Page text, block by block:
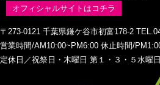
オフィシャルサイトはコチラ
〒273-0121 千葉県鎌ケ谷市初富178-2
営業時間/AM10:00~PM6:00 休止時間/
定休日／祝祭日・木曜日 第１・３・５水曜日